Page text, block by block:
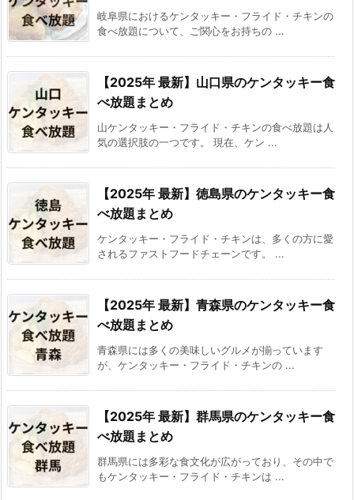
岐阜県におけるケンタッキー・フライド・チキンの
食べ放題について、ご関心をお持ちの ...
【2025年 最新】山口県のケンタッキー食
べ放題まとめ
山ケンタッキー・フライド・チキンの食べ放題は人
気の選択肢の一つです。 現在、ケン ...
【2025年 最新】徳島県のケンタッキー食
べ放題まとめ
ケンタッキー・フライド・チキンは、多くの方に愛
されるファストフードチェーンです。 ...
【2025年 最新】青森県のケンタッキー食
べ放題まとめ
青森県には多くの美味しいグルメが揃っています
が、ケンタッキー・フライド・チキンの ...
【2025年 最新】群馬県のケンタッキー食
べ放題まとめ
群馬県には多彩な食文化が広がっており、その中で
もケンタッキー・フライド・チキンは ...